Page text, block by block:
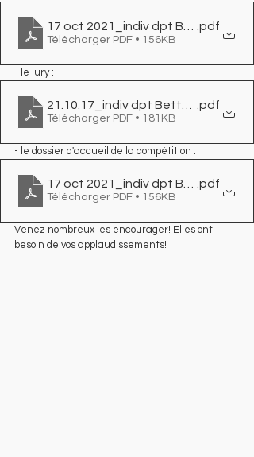
17 oct 2021_indiv dpt .pdf
Télécharger PDF • 156KB
- le jury :
.pdf
Télécharger PDF • 181KB
- le dossier d'accueil de la compétition :
17 oct 2021_indiv dpt .pdf
Télécharger PDF • 156KB
Venez nombreux les encourager! Elles ont
besoin de vos applaudissements!